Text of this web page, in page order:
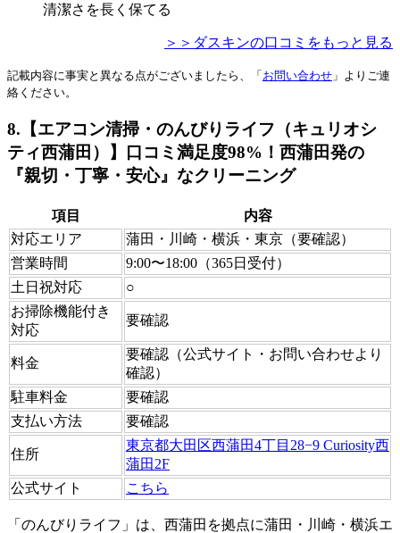
清潔さを長く保てる
＞＞ダスキンの口コミをもっと見る
記載内容に事実と異なる点がございましたら、「 お問い合わせ 」よりご連
絡ください。
8.【エアコン清掃・のんびりライフ（キュリオシ
ティ西蒲田）】口コミ満足度98%！西蒲田発の
『親切・丁寧・安心』なクリーニング
項目
内容
対応エリア
蒲田・川崎・横浜・東京（要確認）
営業時間
9:00〜18:00（365日受付）
土日祝対応
○
お掃除機能付き
対応
要確認
料金
要確認（公式サイト・お問い合わせより
確認）
駐車料金
要確認
支払い方法
要確認
住所
東京都大田区西蒲田4丁目28−9 Curiosity西
蒲田2F
公式サイト
こちら
「のんびりライフ」は、西蒲田を拠点に蒲田・川崎・横浜エ